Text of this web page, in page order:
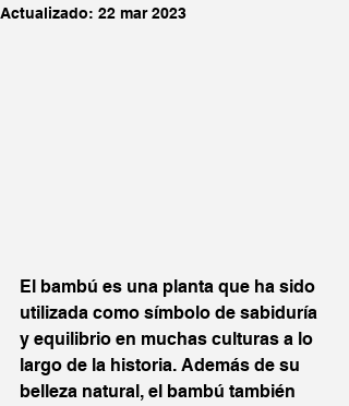
Actualizado: 22 mar 2023
El bambú es una planta que ha sido
utilizada como símbolo de sabiduría
y equilibrio en muchas culturas a lo
largo de la historia. Además de su
belleza natural, el bambú también